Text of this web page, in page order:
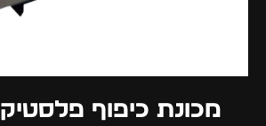
מכונת כיפוף פלסטיק HR 220